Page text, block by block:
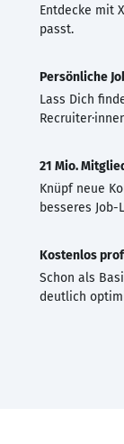
Entdecke mit
passt.
Persönliche
Lass Dich
21 Mio.
Knüpf neue
besseres Job-
Kostenlos
Schon als
deutlich